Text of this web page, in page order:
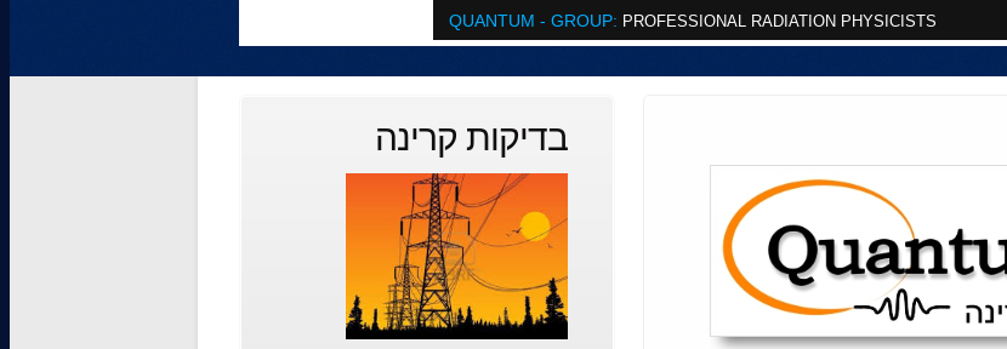
QUANTUM - GROUP: PROFESSIONAL RADIATION PHYSICISTS
בדיקות קרינה